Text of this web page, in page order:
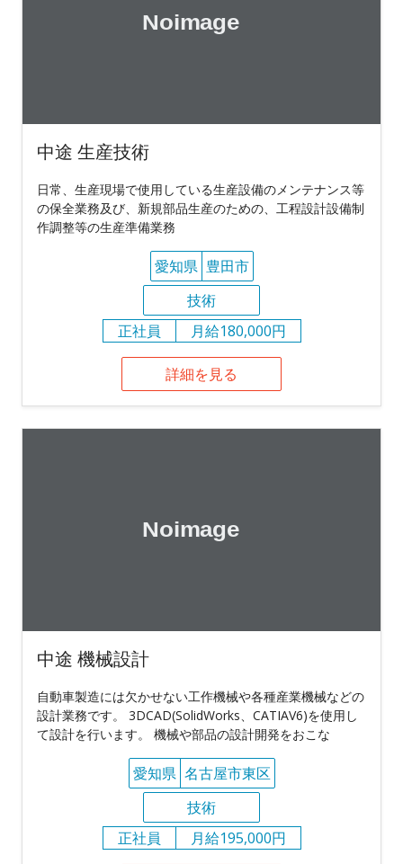
中途 生産技術
日常、生産現場で使用している生産設備のメンテナンス等
の保全業務及び、新規部品生産のための、工程設計設備制
作調整等の生産準備業務
愛知県 豊田市
技術
正社員
月給180,000円
詳細を見る
中途 機械設計
自動車製造には欠かせない工作機械や各種産業機械などの
設計業務です。 3DCAD(SolidWorks、CATIAV6)を使用し
て設計を行います。 機械や部品の設計開発をおこな
愛知県 名古屋市東区
技術
正社員
月給195,000円